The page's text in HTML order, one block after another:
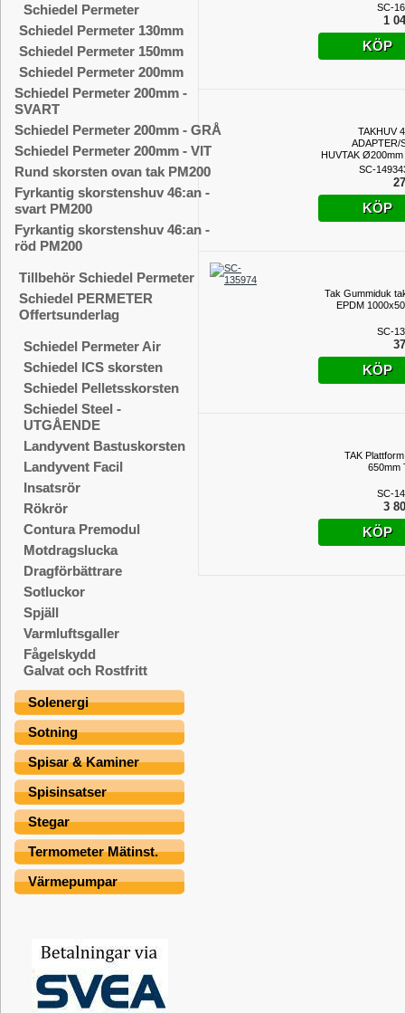
Schiedel Permeter
Schiedel Permeter 130mm
Schiedel Permeter 150mm
Schiedel Permeter 200mm
Schiedel Permeter 200mm -
SVART
Schiedel Permeter 200mm - GRÅ
Schiedel Permeter 200mm - VIT
Rund skorsten ovan tak PM200
Fyrkantig skorstenshuv 46:an -
svart PM200
Fyrkantig skorstenshuv 46:an -
röd PM200
Tillbehör Schiedel Permeter
Schiedel PERMETER
Offertsunderlag
Schiedel Permeter Air
Schiedel ICS skorsten
Schiedel Pelletsskorsten
Schiedel Steel -
UTGÅENDE
Landyvent Bastuskorsten
Landyvent Facil
Insatsrör
Rökrör
Contura Premodul
Motdragslucka
Dragförbättrare
Sotluckor
Spjäll
Varmluftsgaller
Fågelskydd
Galvat och Rostfritt
Solenergi
Sotning
Spisar & Kaminer
Spisinsatser
Stegar
Termometer Mätinst.
Värmepumpar
SC-
1
KÖP
TAKHUV
ADAPTER/
HUVTAK
SC-
KÖP
Tak Gummiduk
EPDM
SC-
KÖP
TAK
650mm
SC-
3
KÖP